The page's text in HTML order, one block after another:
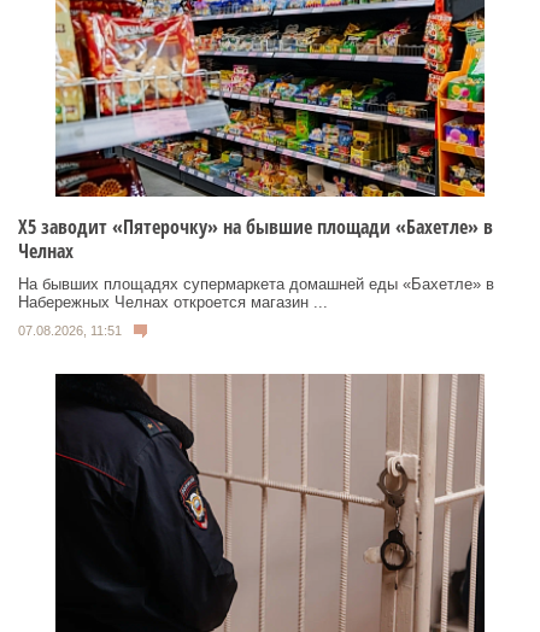
Х5 заводит «Пятерочку» на бывшие площади «Бахетле» в
Челнах
На бывших площадях супермаркета домашней еды «Бахетле» в
Набережных Челнах откроется магазин ...
07.08.2026, 11:51